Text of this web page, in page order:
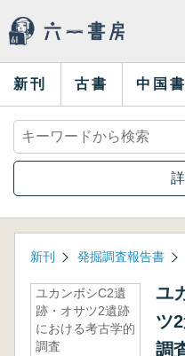
新刊 古書 中国書
新刊 発掘調査報告書
ユカンボシC2遺
跡・オサツ2遺跡
における考古学的
調査
ユ
ツ
調